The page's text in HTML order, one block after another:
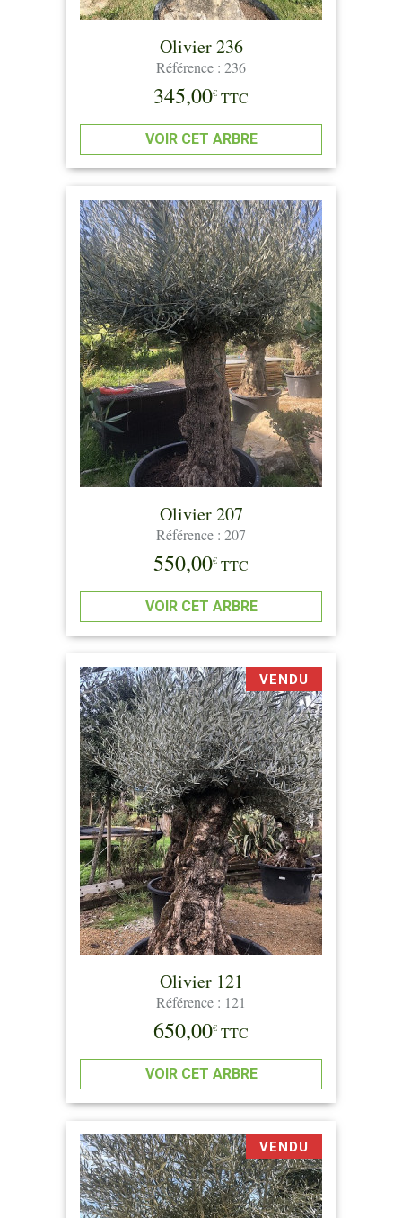
Olivier 236
Référence : 236
345,00€ TTC
VOIR CET ARBRE
Olivier 207
Référence : 207
550,00€ TTC
VOIR CET ARBRE
Olivier 121
Référence : 121
650,00€ TTC
VOIR CET ARBRE
VENDU
VENDU